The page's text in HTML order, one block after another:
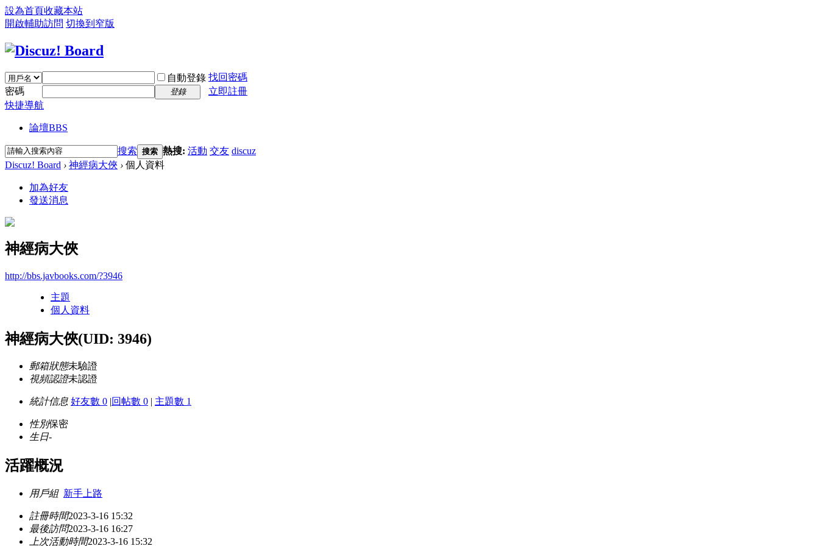
設為首頁收藏本站
開啟輔助訪問 切換到窄版
自動登錄 找回密碼
密碼
登錄
立即註冊
快捷導航
論壇BBS
搜索 搜索 熱搜: 活動 交友 discuz
Discuz! Board › 神經病大俠 › 個人資料
加為好友
發送消息
神經病大俠
http://bbs.javbooks.com/?3946
主題
個人資料
神經病大俠(UID: 3946)
郵箱狀態未驗證
視頻認證未認證
統計信息 好友數 0 |回帖數 0 | 主題數 1
性別保密
生日-
活躍概況
用戶組 新手上路
註冊時間2023-3-16 15:32
最後訪問2023-3-16 16:27
上次活動時間2023-3-16 15:32